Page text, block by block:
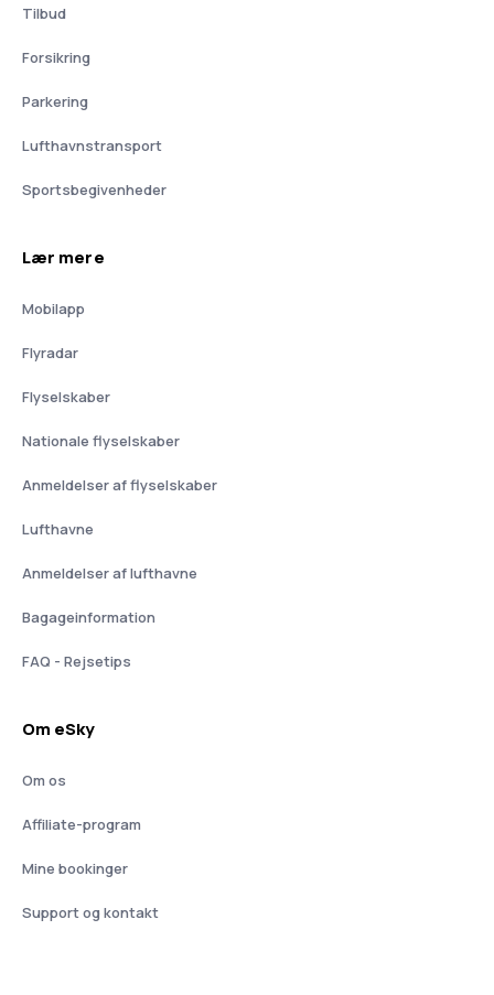
Tilbud
Forsikring
Parkering
Lufthavnstransport
Sportsbegivenheder
Lær mere
Mobilapp
Flyradar
Flyselskaber
Nationale flyselskaber
Anmeldelser af flyselskaber
Lufthavne
Anmeldelser af lufthavne
Bagageinformation
FAQ - Rejsetips
Om eSky
Om os
Affiliate-program
Mine bookinger
Support og kontakt